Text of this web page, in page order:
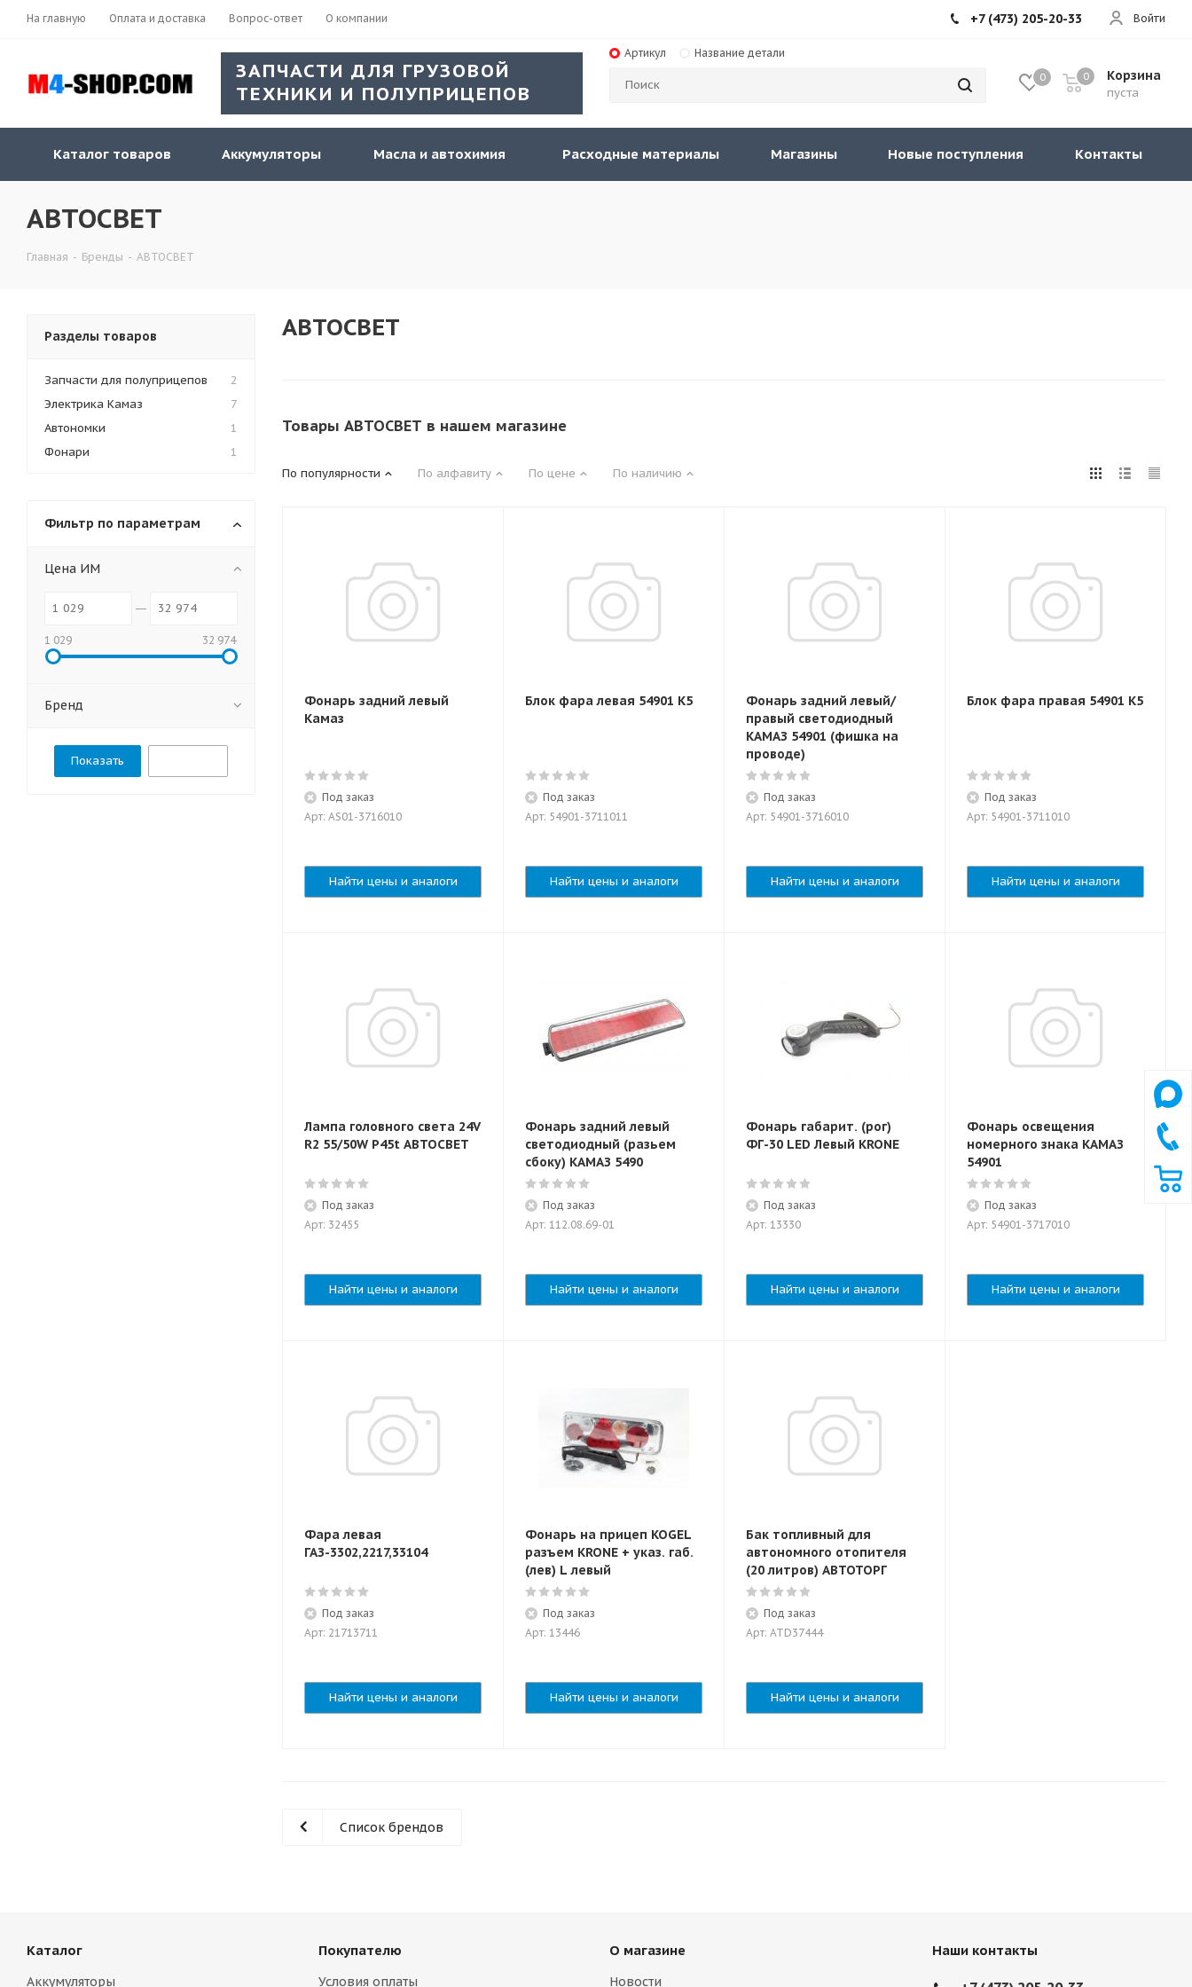
На главную Оплата и доставка Вопрос-ответ О компании Войти
+7 (473) 205-20-33
ЗАПЧАСТИ ДЛЯ ГРУЗОВОЙ
ТЕХНИКИ И ПОЛУПРИЦЕПОВ
Артикул Название детали
0 Корзина
пуста
0
Каталог товаров Аккумуляторы Масла и автохимия Расходные материалы Магазины Новые поступления Контакты
АВТОСВЕТ
Главная - Бренды - АВТОСВЕТ
АВТОСВЕТ
Товары АВТОСВЕТ в нашем магазине
По популярности По алфавиту По цене По наличию
Фонарь задний левый
Камаз
Под заказ
Арт: AS01-3716010
Найти цены и аналоги
Блок фара левая 54901 K5
Под заказ
Арт: 54901-3711011
Найти цены и аналоги
Фонарь задний левый/
правый светодиодный
КАМАЗ 54901 (фишка на
проводе)
Под заказ
Арт: 54901-3716010
Найти цены и аналоги
Блок фара правая 54901 K5
Под заказ
Арт: 54901-3711010
Найти цены и аналоги
Лампа головного света 24V
R2 55/50W P45t АВТОСВЕТ
Под заказ
Арт: 32455
Найти цены и аналоги
Фонарь задний левый
светодиодный (разьем
сбоку) КАМАЗ 5490
Под заказ
Арт: 112.08.69-01
Найти цены и аналоги
Фонарь габарит. (рог)
ФГ-30 LED Левый KRONE
Под заказ
Арт: 13330
Найти цены и аналоги
Фонарь освещения
номерного знака КАМАЗ
54901
Под заказ
Арт: 54901-3717010
Найти цены и аналоги
Фара левая
ГАЗ-3302,2217,33104
Под заказ
Арт: 21713711
Найти цены и аналоги
Фонарь на прицеп KOGEL
разъем KRONE + указ. габ.
(лев) L левый
Под заказ
Арт: 13446
Найти цены и аналоги
Бак топливный для
автономного отопителя
(20 литров) АВТОТОРГ
Под заказ
Арт: ATD37444
Найти цены и аналоги
Список брендов
Разделы товаров
Запчасти для полуприцепов
2
Электрика Камаз
7
Автономки
1
Фонари
1
Фильтр по параметрам
Цена ИМ
1 029 32 974
Бренд
Каталог
Аккумуляторы
Покупателю
Условия оплаты
О магазине
Новости
Наши контакты